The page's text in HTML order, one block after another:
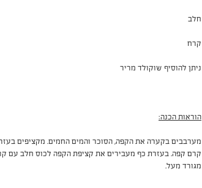
חלב
קרח
ניתן להוסיף שוקולד מריר
הוראות הכנה:
מערבבים בקערה את הקפה, הסוכר והמים החמים. מקציפים
קרם קפה. בעזרת כף מעבירים את קציפת הקפה לכוס חלב עם
מגורד מעל.